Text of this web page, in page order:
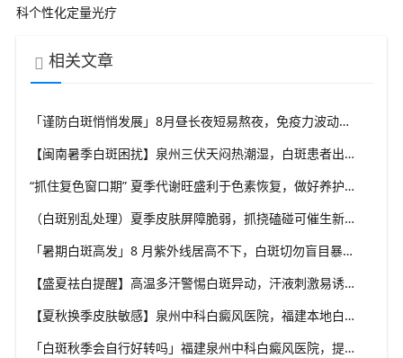
科个性化定量光疗
相关文章
「谨防白斑悄悄发展」8月昼长夜短易熬夜，免疫力波动干扰黑素细胞，福建泉州中科白癜风医院教你安稳度过白癜风高发季
【闽南暑季白斑困扰】泉州三伏天闷热潮湿，白斑患者出汗后及时清洁，福建泉州中科白癜风医院解析夏季白斑诱因
“抓住复色窗口期” 夏季代谢旺盛利于色素恢复，做好养护结合规范干预，福建泉州中科白癜风医院助力白斑科学复色
（白斑别乱处理）夏季皮肤屏障脆弱，抓挠磕碰可催生新白斑，福建泉州中科白癜风医院科普盛夏白癜风防护小常识
「暑期白斑高发」8 月紫外线居高不下，白斑切勿盲目暴晒，福建泉州中科白癜风医院提醒做好科学防晒规避扩散风险
【盛夏祛白提醒】高温多汗警惕白斑异动，汗液刺激易诱发同形反应，福建泉州中科白癜风医院分享夏季白斑稳护要点
【夏秋换季皮肤敏感】泉州中科白癜风医院，福建本地白斑朋友，做好日常护理很关键
「白斑秋季会自行好转吗」福建泉州中科白癜风医院，提醒广大患者切勿抱有侥幸心理